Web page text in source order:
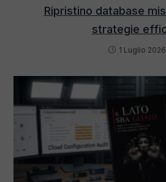
Ripristino database
strategie
1 Luglio 2026